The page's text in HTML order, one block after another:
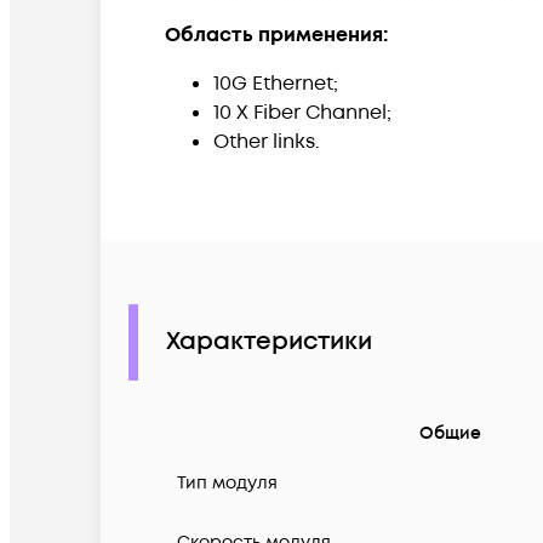
Область применения:
10G Ethernet;
10 X Fiber Channel;
Other links.
Характеристики
Общие
Тип модуля